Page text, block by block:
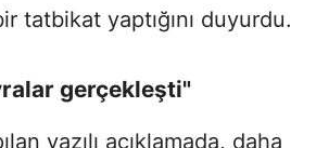
tatbikat yaptığını duyurdu.
gerçekleşti"
yazılı açıklamada, daha